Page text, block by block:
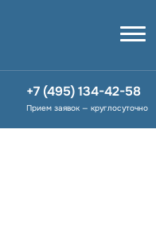
+7 (495) 134-42-58
Прием заявок — круглосуточно